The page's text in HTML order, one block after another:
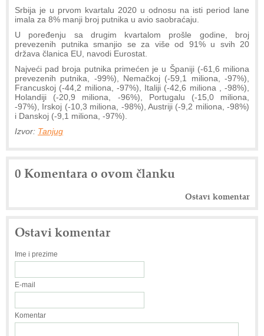
Srbija je u prvom kvartalu 2020 u odnosu na isti period lane
imala za 8% manji broj putnika u avio saobraćaju.
U poređenju sa drugim kvartalom prošle godine, broj
prevezenih putnika smanjio se za više od 91% u svih 20
država članica EU, navodi Eurostat.
Najveći pad broja putnika primećen je u Španiji (-61,6 miliona
prevezenih putnika, -99%), Nemačkoj (-59,1 miliona, -97%),
Francuskoj (-44,2 miliona, -97%), Italiji (-42,6 miliona , -98%),
Holandiji (-20,9 miliona, -96%), Portugalu (-15,0 miliona,
-97%), Irskoj (-10,3 miliona, -98%), Austriji (-9,2 miliona, -98%)
i Danskoj (-9,1 miliona, -97%).
Izvor: Tanjug
0 Komentara o ovom članku
Ostavi komentar
Ostavi komentar
Ime i prezime
E-mail
Komentar